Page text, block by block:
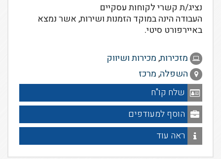
נציג/ת קשרי לקוחות עסקיים
העבודה הינה במוקד הזמנות ושירות, אשר נמצא
באיירפורט סיטי.
מזכירות,מכירות ושיווק
השפלה,מרכז
שלח קו"ח
הוסף למעודפים
ראה עוד